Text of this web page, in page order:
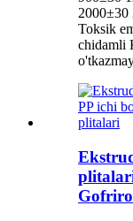
2000±30
Toksik
chidamli